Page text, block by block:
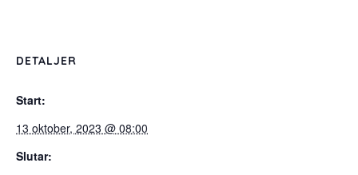
DETALJER
Start:
13 oktober, 2023 @ 08:00
Slutar: